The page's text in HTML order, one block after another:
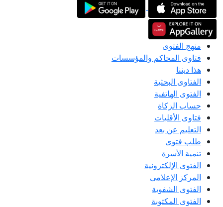
منهج الفتوى
فتاوى المحاكم والمؤسسات
هذا ديننا
الفتاوى البحثية
الفتوى الهاتفية
حساب الزكاة
فتاوى الأقليات
التعليم عن بعد
طلب فتوى
تنمية الأسرة
الفتوى الإلكترونية
المركز الإعلامى
الفتوى الشفوية
الفتوى المكتوبة